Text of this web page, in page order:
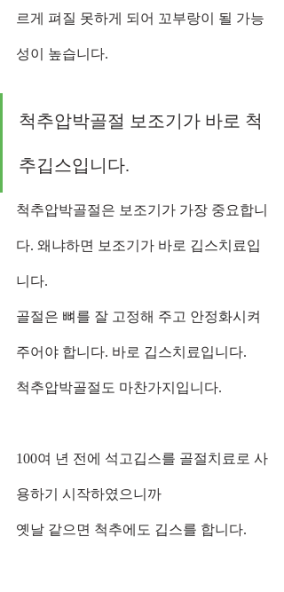
르게 펴질 못하게 되어 꼬부랑이 될 가능
성이 높습니다.
척추압박골절 보조기가 바로 척
추깁스입니다.
척추압박골절은 보조기가 가장 중요합니
다. 왜냐하면 보조기가 바로 깁스치료입
니다.
골절은 뼈를 잘 고정해 주고 안정화시켜
주어야 합니다. 바로 깁스치료입니다.
척추압박골절도 마찬가지입니다.
100여 년 전에 석고깁스를 골절치료로 사
용하기 시작하였으니까
옛날 같으면 척추에도 깁스를 합니다.